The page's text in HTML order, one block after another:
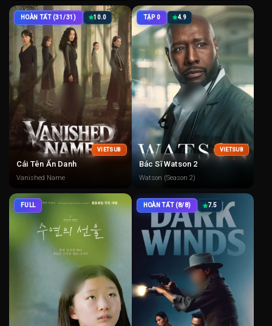
HOÀN TẤT (31/31) 10.0
VIETSUB
Cái Tên Ẩn Danh
Vanished Name
TẬP 0 4.9
VIETSUB
Bác Sĩ Watson 2
Watson (Season 2)
FULL HOÀN TẤT (8/8) 7.5